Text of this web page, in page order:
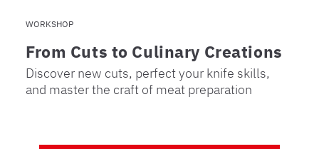
WORKSHOP
From Cuts to Culinary Creations
Discover new cuts, perfect your knife skills,
and master the craft of meat preparation